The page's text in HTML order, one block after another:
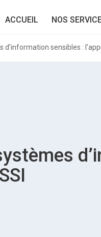
ACCUEIL NOS
sensibles :